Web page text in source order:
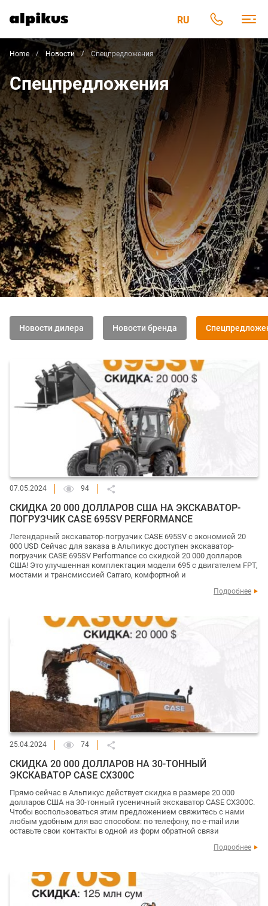
RU
Home Новости Спецпредложения
Спецпредложения
Новости дилера Новости бренда
07.05.2024 94
СКИДКА 20 000 ДОЛЛАРОВ США НА ЭКСКАВАТОР-
ПОГРУЗЧИК CASE 695SV PERFORMANCE
Легендарный экскаватор-погрузчик CASE 695SV с экономией 20
000 USD Сейчас для заказа в Альпикус доступен экскаватор-
погрузчик CASE 695SV Performance со скидкой 20 000 долларов
США! Это улучшенная комплектация модели 695 с двигателем FPT,
мостами и трансмиссией Carraro, комфортной и
Подробнее
25.04.2024 74
СКИДКА 20 000 ДОЛЛАРОВ НА 30-ТОННЫЙ
ЭКСКАВАТОР CASE CX300C
Прямо сейчас в Альпикус действует скидка в размере 20 000
долларов США на 30-тонный гусеничный экскаватор CASE CX300C.
Чтобы воспользоваться этим предложением свяжитесь с нами
любым удобным для вас способом: по телефону, по e-mail или
оставьте свои контакты в одной из форм обратной связи
Подробнее